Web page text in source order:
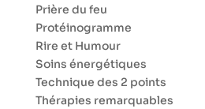
Prière du feu
Protéinogramme
Rire et Humour
Soins énergétiques
Technique des 2 points
Thérapies remarquables